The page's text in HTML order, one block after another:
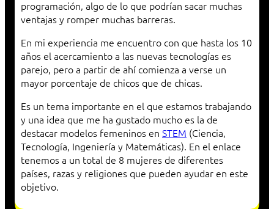
programación, algo de lo que podrían sacar muchas
ventajas y romper muchas barreras.
En mi experiencia me encuentro con que hasta los 10
años el acercamiento a las nuevas tecnologías es
parejo, pero a partir de ahí comienza a verse un
mayor porcentaje de chicos que de chicas.
Es un tema importante en el que estamos trabajando
y una idea que me ha gustado mucho es la de
destacar modelos femeninos en STEM (Ciencia,
Tecnología, Ingeniería y Matemáticas). En el enlace
tenemos a un total de 8 mujeres de diferentes
países, razas y religiones que pueden ayudar en este
objetivo.